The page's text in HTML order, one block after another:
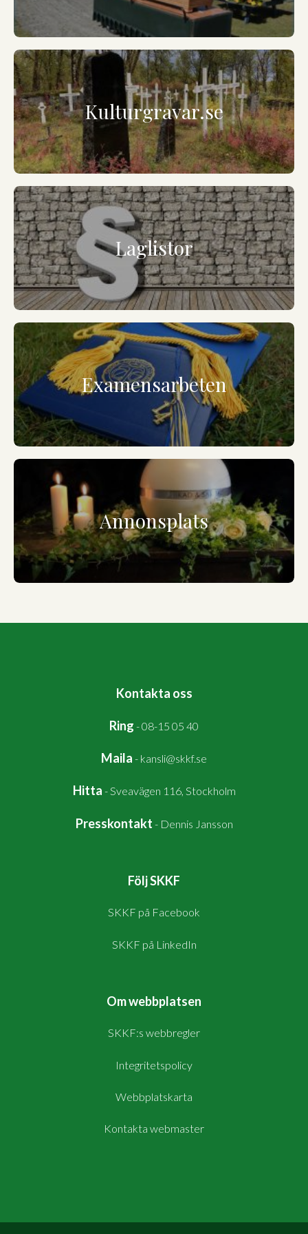
Kulturgravar.se
Laglistor
Examensarbeten
Annonsplats
Kontakta oss
Ring -08-15 05 40
Maila - kansli@skkf.se
Hitta -Sveavägen 116, Stockholm
Presskontakt - Dennis Jansson
Följ SKKF
SKKF på Facebook
SKKF på LinkedIn
Om webbplatsen
SKKF:s webbregler
Integritetspolicy
Webbplatskarta
Kontakta webmaster